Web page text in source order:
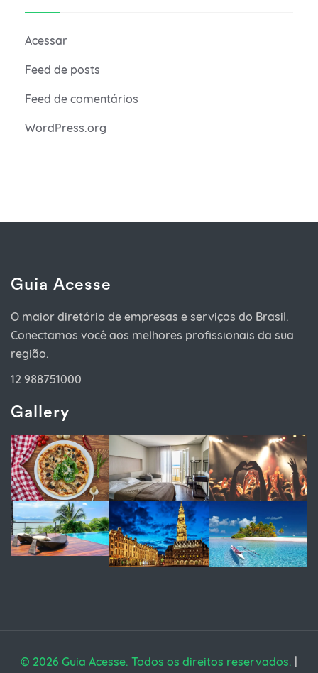
Acessar
Feed de posts
Feed de comentários
WordPress.org
Guia Acesse
O maior diretório de empresas e serviços do Brasil.
Conectamos você aos melhores profissionais da sua
região.
12 988751000
Gallery
© 2026 Guia Acesse. Todos os direitos reservados. |